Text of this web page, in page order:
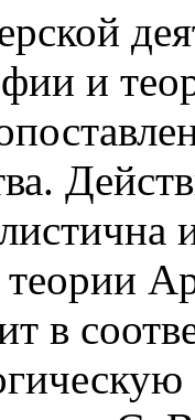
и
теории
в